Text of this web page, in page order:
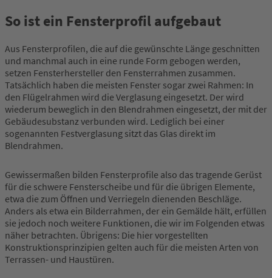
So ist ein Fensterprofil aufgebaut
Aus Fensterprofilen, die auf die gewünschte Länge geschnitten
und manchmal auch in eine runde Form gebogen werden,
setzen Fensterhersteller den Fensterrahmen zusammen.
Tatsächlich haben die meisten Fenster sogar zwei Rahmen: In
den Flügelrahmen wird die Verglasung eingesetzt. Der wird
wiederum beweglich in den Blendrahmen eingesetzt, der mit der
Gebäudesubstanz verbunden wird. Lediglich bei einer
sogenannten Festverglasung sitzt das Glas direkt im
Blendrahmen.
Gewissermaßen bilden Fensterprofile also das tragende Gerüst
für die schwere Fensterscheibe und für die übrigen Elemente,
etwa die zum Öffnen und Verriegeln dienenden Beschläge.
Anders als etwa ein Bilderrahmen, der ein Gemälde hält, erfüllen
sie jedoch noch weitere Funktionen, die wir im Folgenden etwas
näher betrachten. Übrigens: Die hier vorgestellten
Konstruktionsprinzipien gelten auch für die meisten Arten von
Terrassen- und Haustüren.